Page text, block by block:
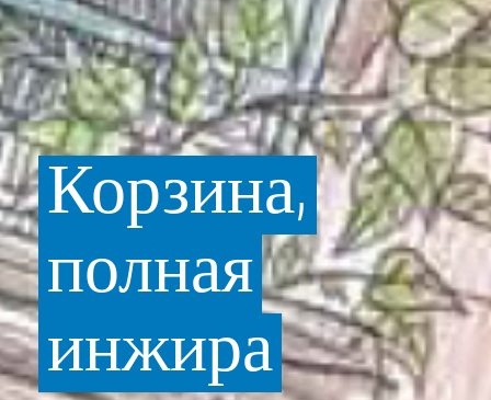
Корзина,
полная
инжира